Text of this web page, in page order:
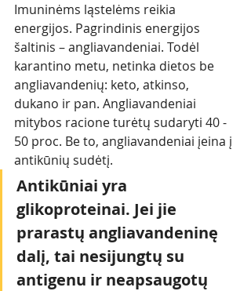
Imuninėms ląstelėms reikia
energijos. Pagrindinis energijos
šaltinis – angliavandeniai. Todėl
karantino metu, netinka dietos be
angliavandenių: keto, atkinso,
dukano ir pan. Angliavandeniai
mitybos racione turėtų sudaryti 40 -
50 proc. Be to, angliavandeniai įeina į
antikūnių sudėtį.
Antikūniai yra
glikoproteinai. Jei jie
prarastų angliavandeninę
dalį, tai nesijungtų su
antigenu ir neapsaugotų